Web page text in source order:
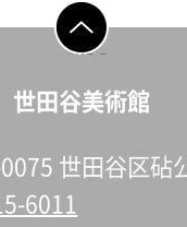
ページの先頭へ戻
世田谷美術館
世田谷区砧
6011